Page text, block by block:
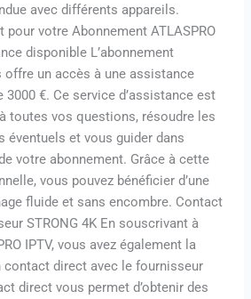
avec différents appareils.
votre Abonnement ATLASPRO
disponible L’abonnement
offre un accès à une assistance
3000 €. Ce service d’assistance est
toutes vos questions, résoudre les
éventuels et vous guider dans
votre abonnement. Grâce à cette
vous pouvez bénéficier d’une
fluide et sans encombre. Contact
STRONG 4K En souscrivant à
IPTV, vous avez également la
contact direct avec le fournisseur
direct vous permet d’obtenir des